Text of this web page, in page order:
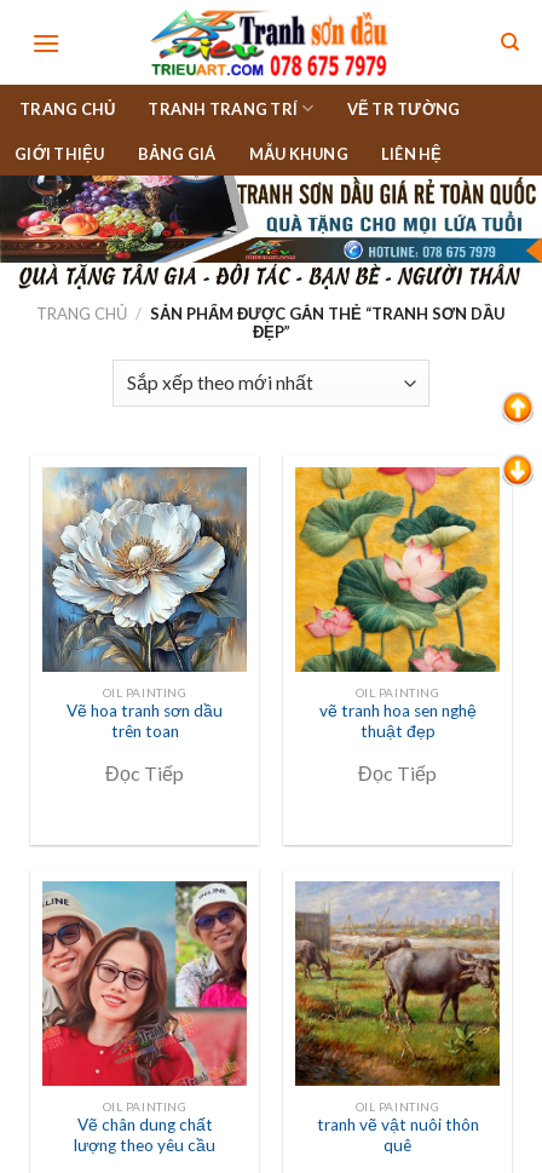
TRANG CHỦ TRANH TRANG TRÍ VẼ TR TƯỜNG
GIỚI THIỆU BẢNG GIÁ MẪU KHUNG LIÊN HỆ
TRANG CHỦ / SẢN PHẨM ĐƯỢC GẮN THẺ “TRANH SƠN DẦU
ĐẸP”
OIL PAINTING
Vẽ hoa tranh sơn dầu
trên toan
Đọc Tiếp
OIL PAINTING
vẽ tranh hoa sen nghệ
thuật đẹp
Đọc Tiếp
OIL PAINTING
Vẽ chân dung chất
lượng theo yêu cầu
OIL PAINTING
tranh vẽ vật nuôi thôn
quê